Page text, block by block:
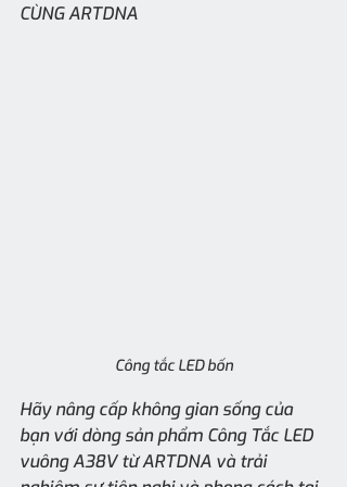
CÙNG ARTDNA
Công tắc LED bốn
Hãy nâng cấp không gian sống của
bạn với dòng sản phẩm Công Tắc LED
vuông A38V từ ARTDNA và trải